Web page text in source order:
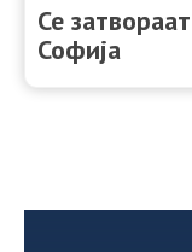
Се
Софија